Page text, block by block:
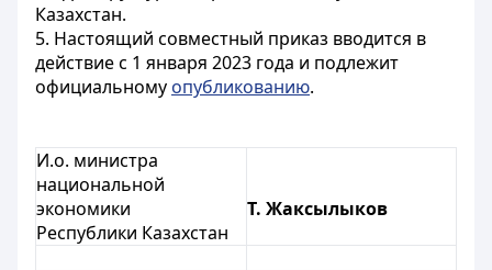
Казахстан.
5. Настоящий совместный приказ вводится в
действие с 1 января 2023 года и подлежит
официальному опубликованию.
И.о. министра
национальной
экономики
Республики Казахстан
Т. Жаксылыков